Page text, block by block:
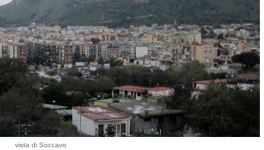
vista di Soccavo